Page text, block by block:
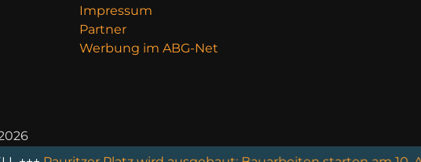
Impressum
Partner
Werbung im ABG-Net